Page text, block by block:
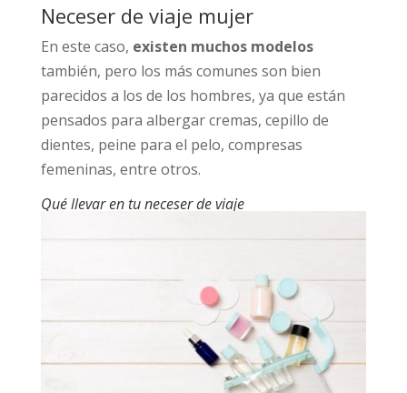
Neceser de viaje mujer
En este caso, existen muchos modelos
también, pero los más comunes son bien
parecidos a los de los hombres, ya que están
pensados para albergar cremas, cepillo de
dientes, peine para el pelo, compresas
femeninas, entre otros.
Qué llevar en tu neceser de viaje